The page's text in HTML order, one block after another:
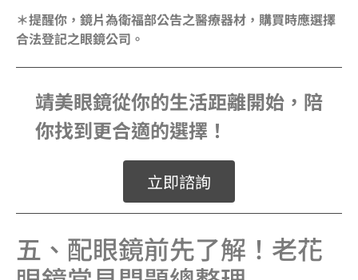
＊提醒你，鏡片為衛福部公告之醫療器材，購買時應選擇
合法登記之眼鏡公司。
靖美眼鏡從你的生活距離開始，陪
你找到更合適的選擇！
立即諮詢
五、配眼鏡前先了解！老花